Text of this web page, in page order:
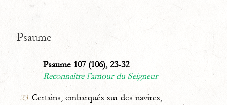
Psaume
Psaume 107 (106), 23-32
Reconnaître l’amour du Seigneur
23 Certains, embarqués sur des navires,